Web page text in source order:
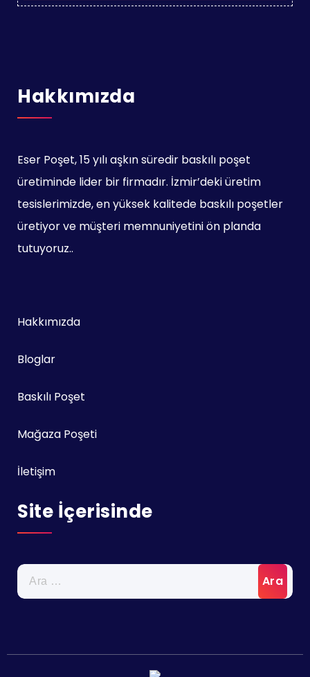
Hakkımızda
Eser Poşet, 15 yılı aşkın süredir baskılı poşet
üretiminde lider bir firmadır. İzmir’deki üretim
tesislerimizde, en yüksek kalitede baskılı poşetler
üretiyor ve müşteri memnuniyetini ön planda
tutuyoruz..
Hakkımızda
Bloglar
Baskılı Poşet
Mağaza Poşeti
İletişim
Site İçerisinde
Arama: